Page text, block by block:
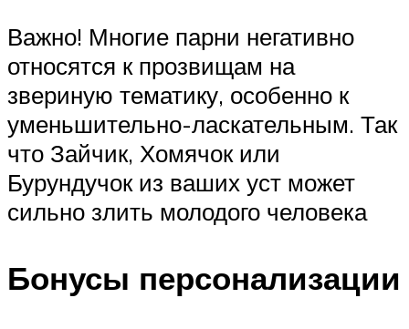
Важно! Многие парни негативно
относятся к прозвищам на
звериную тематику, особенно к
уменьшительно-ласкательным. Так
что Зайчик, Хомячок или
Бурундучок из ваших уст может
сильно злить молодого человека
Бонусы персонализации